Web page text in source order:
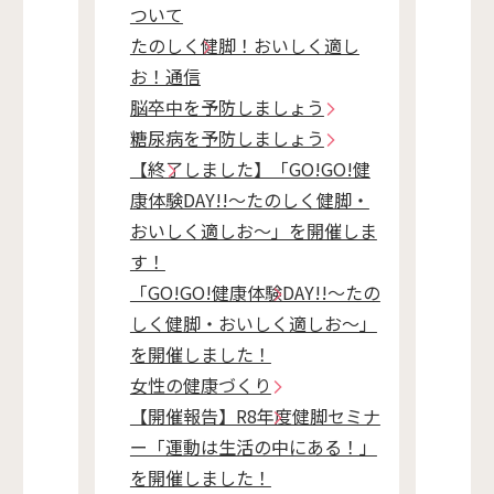
ついて
たのしく健脚！おいしく適し
お！通信
脳卒中を予防しましょう
糖尿病を予防しましょう
【終了しました】「GO!GO!健
康体験DAY!!～たのしく健脚・
おいしく適しお～」を開催しま
す！
「GO!GO!健康体験DAY!!～たの
しく健脚・おいしく適しお～」
を開催しました！
女性の健康づくり
【開催報告】R8年度健脚セミナ
ー「運動は生活の中にある！」
を開催しました！